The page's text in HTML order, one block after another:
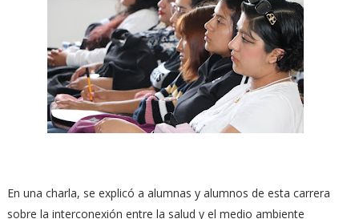
En una charla, se explicó a alumnas y alumnos de esta carrera
sobre la interconexión entre la salud y el medio ambiente